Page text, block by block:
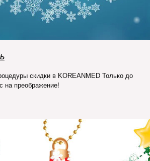
скидки в KOREANMED Только до
на преображение!